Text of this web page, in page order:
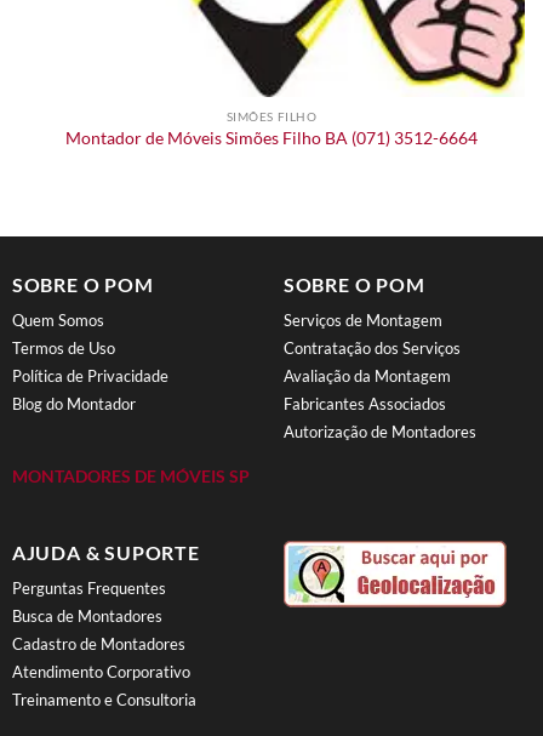
SIMÕES FILHO
Montador de Móveis Simões Filho BA (071) 3512-6664
SOBRE O POM
Quem Somos
Termos de Uso
Política de Privacidade
Blog do Montador
MONTADORES DE MÓVEIS SP
SOBRE O POM
Serviços de Montagem
Contratação dos Serviços
Avaliação da Montagem
Fabricantes Associados
Autorização de Montadores
AJUDA & SUPORTE
Perguntas Frequentes
Busca de Montadores
Cadastro de Montadores
Atendimento Corporativo
Treinamento e Consultoria